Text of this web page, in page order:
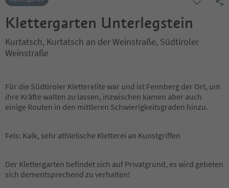
Klettergarten Unterlegstein
Kurtatsch, Kurtatsch an der Weinstraße, Südtiroler
Weinstraße
Für die Südtiroler Kletterelite war und ist Fennberg der Ort, um
ihre Kräfte walten zu lassen, inzwischen kamen aber auch
einige Routen in den mittleren Schwierigkeitsgraden hinzu.
Fels: Kalk, sehr athletische Kletterei an Kunstgriffen
Der Klettergarten befindet sich auf Privatgrund, es wird gebeten
sich dementsprechend zu verhalten!